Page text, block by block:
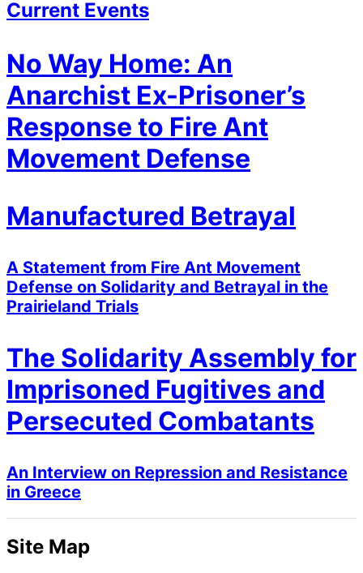
Current Events
No Way Home: An
Anarchist Ex-Prisoner’s
Response to Fire Ant
Movement Defense
Manufactured Betrayal
A Statement from Fire Ant Movement
Defense on Solidarity and Betrayal in the
Prairieland Trials
The Solidarity Assembly for
Imprisoned Fugitives and
Persecuted Combatants
An Interview on Repression and Resistance
in Greece
Site Map